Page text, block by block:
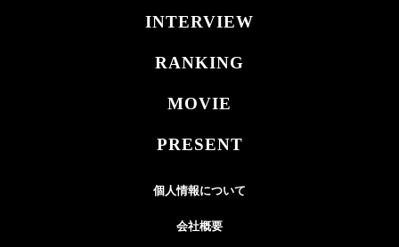
INTERVIEW
RANKING
MOVIE
PRESENT
個人情報について
会社概要